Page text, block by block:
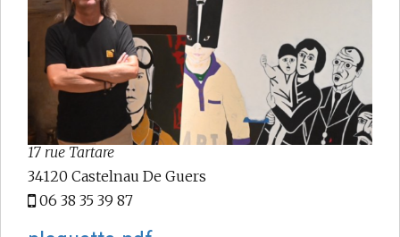
17 rue Tartare
34120 Castelnau De Guers
06 38 35 39 87